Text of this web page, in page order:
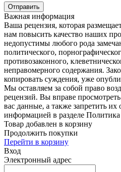
Отправить
Важная информация
Ваша рецензия, которая
нам повысить качество наших
недопустимы любого рода
политического,
противозаконного,
неправомерного содержания.
копировать суждения, уже
Мы оставляем за собой право
рецензий. Вы вправе
вас данные, а также запретить их
информацией в разделе
Товар добавлен в корзину
Продолжить покупки
Перейти в корзину
Вход
Электронный адрес